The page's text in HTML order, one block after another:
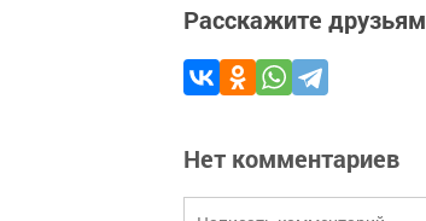
Расскажите друзьям
Нет комментариев